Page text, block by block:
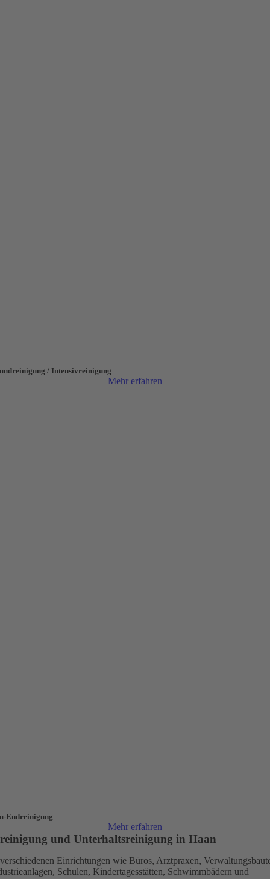
/ Intensivreinigung
Mehr erfahren
Endreinigung
Mehr erfahren
und Unterhaltsreinigung in Haan
Einrichtungen wie Büros, Arztpraxen,
Schulen, Kindertagesstätten, Schwimmbädern und